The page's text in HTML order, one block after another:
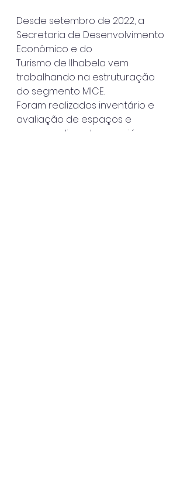
Desde setembro de 2022, a
Secretaria de Desenvolvimento
Econômico e do
Turismo de Ilhabela vem
trabalhando na estruturação
do segmento MICE.
Foram realizados inventário e
avaliação de espaços e
empreendimentos que já